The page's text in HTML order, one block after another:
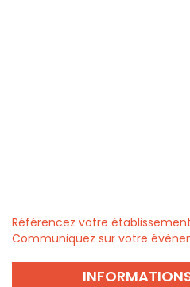
Référencez votre
Communiquez sur votre